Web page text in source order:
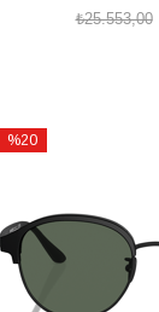
₺25.553,00
%20